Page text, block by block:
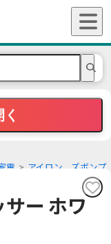
電
アイロン、ズボンプ
ー ホワ